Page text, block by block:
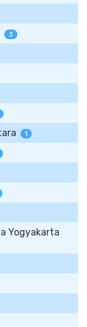
3
1
Yogyakarta